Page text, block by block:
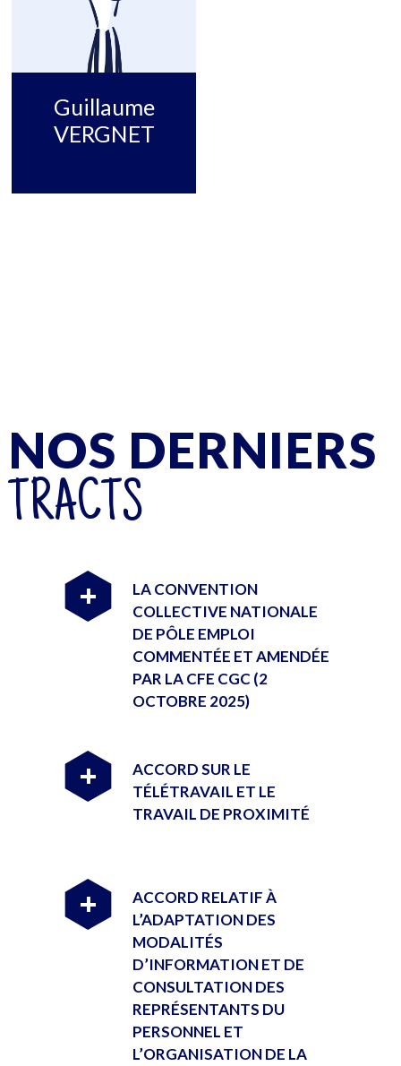
Guillaume
VERGNET
NOS DERNIERS
TRACTS
+
LA CONVENTION
COLLECTIVE NATIONALE
DE PÔLE EMPLOI
COMMENTÉE ET AMENDÉE
PAR LA CFE CGC (2
OCTOBRE 2025)
+
ACCORD SUR LE
TÉLÉTRAVAIL ET LE
TRAVAIL DE PROXIMITÉ
+
ACCORD RELATIF À
L’ADAPTATION DES
MODALITÉS
D’INFORMATION ET DE
CONSULTATION DES
REPRÉSENTANTS DU
PERSONNEL ET
L’ORGANISATION DE LA